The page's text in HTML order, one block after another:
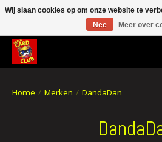
CRACH CARD CLUB , The best place to Geek
Home / Merken / DandaDan
Wij slaan cookies op om onze website te
Nee
Meer over